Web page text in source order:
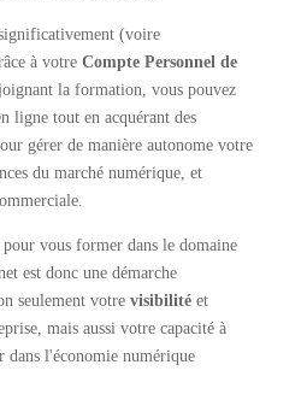
(voire
à votre Compte Personnel de
la formation, vous pouvez
ligne tout en acquérant des
gérer de manière autonome votre
du marché numérique, et
vous former dans le domaine
est donc une démarche
seulement votre visibilitéet
mais aussi votre capacité à
dans l'économie numérique